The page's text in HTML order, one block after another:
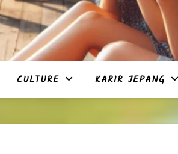
CULTURE KARIR JEPANG